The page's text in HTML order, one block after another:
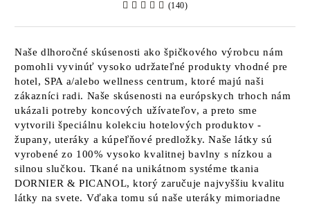
(140)
Naše dlhoročné skúsenosti ako špičkového výrobcu nám
pomohli vyvinúť vysoko udržateľné produkty vhodné pre
hotel, SPA a/alebo wellness centrum, ktoré majú naši
zákazníci radi. Naše skúsenosti na európskych trhoch nám
ukázali potreby koncových užívateľov, a preto sme
vytvorili špeciálnu kolekciu hotelových produktov -
župany, uteráky a kúpeľňové predložky. Naše látky sú
vyrobené zo 100% vysoko kvalitnej bavlny s nízkou a
silnou slučkou. Tkané na unikátnom systéme tkania
DORNIER & PICANOL, ktorý zaručuje najvyššiu kvalitu
látky na svete. Vďaka tomu sú naše uteráky mimoriadne